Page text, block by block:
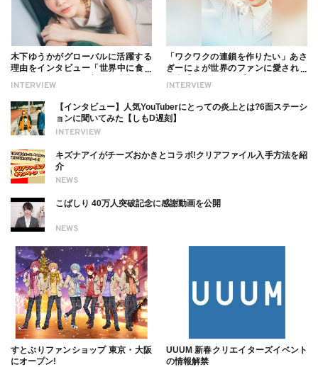
INTERVIEW
木下ゆうかがグローバルに活躍する
理由をインタビュー「世界中に食べ
ついても
INTERVIEW
「ワクワクの連鎖を作りたい」あさ
ぎーにょが世界のファンに愛される
INTERVIEW
【インタビュー】人気YouTuberにとっての炎上とは?6面ステーシ
ョンに聞いてみた【しもD遅刻】
NEWS
キズナアイがチーズおかきとコラボ!クリアファイル入手方法を紹
介
NEWS
こばしり 40万人突破記念に感謝動画を公開
すとぷりファンショップ 東京・大阪
にオープン!
UUUM 新春クリエイターズイベント
の情報解禁